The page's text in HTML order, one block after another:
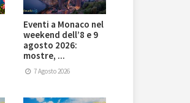
Eventi a Monaco nel
weekend dell’8 e 9
agosto 2026:
mostre, ...
7 Agosto 2026